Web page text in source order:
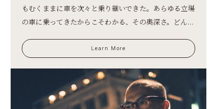
もむくままに車を次々と乗り継いできた。あらゆる立場
の車に乗ってきたからこそわかる、その奥深さ。どん...
Learn More